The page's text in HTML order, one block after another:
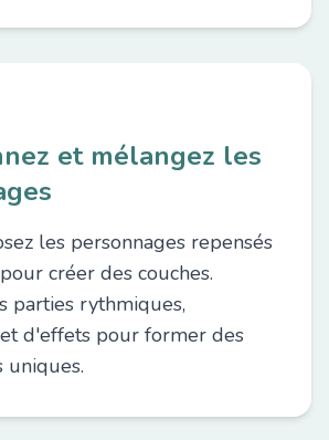
et mélangez les
les personnages repensés
créer des couches.
parties rythmiques,
d'effets pour former des
uniques.